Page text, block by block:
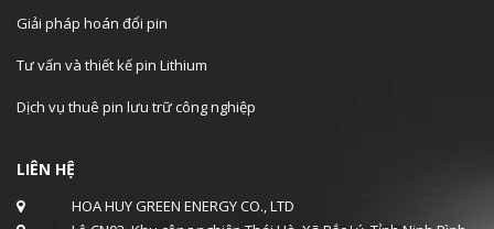
Giải pháp hoán đổi pin
Tư vấn và thiết kế pin Lithium
Dịch vụ thuê pin lưu trữ công nghiệp
LIÊN HỆ
HOA HUY GREEN ENERGY CO., LTD